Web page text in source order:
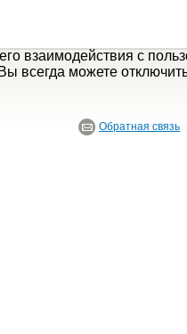
взаимодействия с
всегда можете
Обратная связь